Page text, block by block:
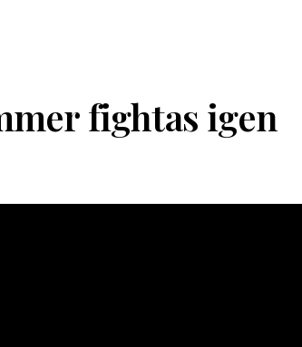
fightas igen